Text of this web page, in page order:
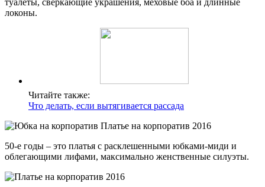
туалеты, сверкающие украшения, меховые боа и длинные
локоны.
Читайте также:
Что делать, если вытягивается рассада
50-е годы – это платья с расклешенными юбками-миди и
облегающими лифами, максимально женственные силуэты.